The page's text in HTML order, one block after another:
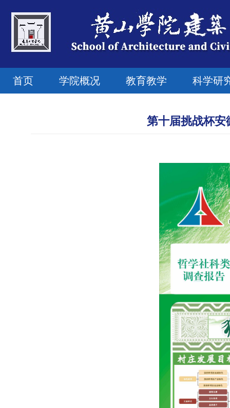
首页 学院概况 教育教学 科学研
第十届挑战杯安